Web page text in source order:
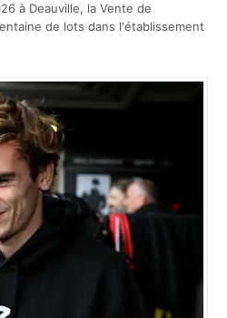
à Deauville, la Vente de
de lots dans l'établissement